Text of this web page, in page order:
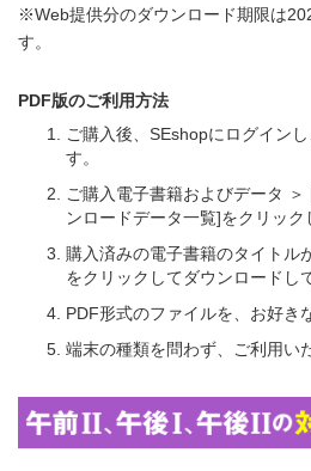
※Web提供分のダウンロード期限は
す。
PDF版のご利用方法
ご購入後、SEshopにログイン
す。
ご購入電子書籍およびデータ
ンロードデータ一覧]をクリック
購入済みの電子書籍のタイトル
をクリックしてダウンロードし
PDF形式のファイルを、お好き
端末の種類を問わず、ご利用い